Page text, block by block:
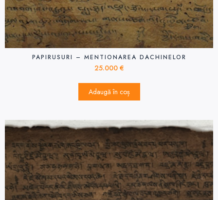
PAPIRUSURI – MENTIONAREA DACHINELOR
25.000 €
Adaugă în coș